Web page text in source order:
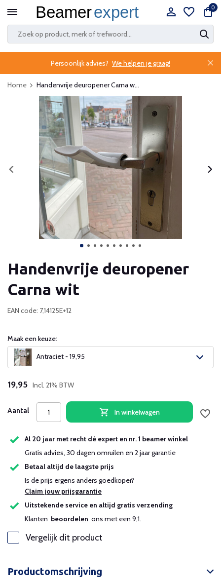
0
Persoonlijk advies? We helpen je graag!
Home Handenvrije deuropener Carna w...
Handenvrije deuropener
Carna wit
EAN code: 7,14125E+12
Maak een keuze:
Antraciet - 19,95
Uitverkocht
19,95 Incl. 21% BTW
Aantal In winkelwagen
Al 20 jaar met recht dé expert en nr. 1 beamer winkel
Gratis advies, 30 dagen omruilen en 2 jaar garantie
Betaal altijd de laagste prijs
Is de prijs ergens anders goedkoper?
Claim jouw prijsgarantie
Uitstekende service en altijd gratis verzending
Klanten beoordelen ons met een 9,1.
Vergelijk dit product
Productomschrijving